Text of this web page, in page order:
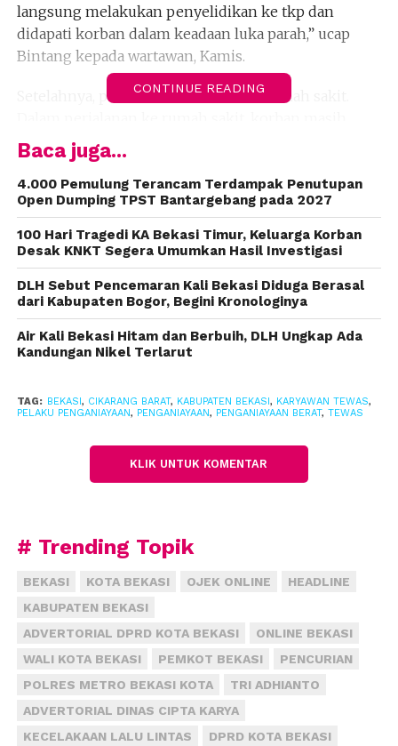
langsung melakukan penyelidikan ke tkp dan
didapati korban dalam keadaan luka parah,” ucap
Bintang kepada wartawan, Kamis.
Setelahnya, polisi lalu membawa ke rumah sakit.
hidup.
MW bahkan masih dapat bergerak dan
berkominikasi. Namun, ketika pukul 16.30 WIB,
korban dinyatakan meninggal dunia.
“Korban beserta keluarga kami arahkan untuk
melakukan visum dan juga autopsi di RS Polri
Kramat Jati,” kata dia.
Tidak lama berselang, lanjut Bintang, pihaknya
kejadian.
jauh soal penangkapan satu pelaku tersebut.
singkat.
CONTINUE READING
Baca juga...
4.000 Pemulung Terancam Terdampak Penutupan
Open Dumping TPST Bantargebang pada 2027
100 Hari Tragedi KA Bekasi Timur, Keluarga Korban
Desak KNKT Segera Umumkan Hasil Investigasi
DLH Sebut Pencemaran Kali Bekasi Diduga Berasal
dari Kabupaten Bogor, Begini Kronologinya
Air Kali Bekasi Hitam dan Berbuih, DLH Ungkap Ada
Kandungan Nikel Terlarut
TAG: BEKASI , CIKARANG BARAT, KABUPATEN BEKASI , KARYAWAN TEWAS,
PELAKU PENGANIAYAAN, PENGANIAYAAN, PENGANIAYAAN BERAT, TEWAS
KLIK UNTUK KOMENTAR
# Trending Topik
BEKASI KOTA BEKASI OJEK ONLINE
HEADLINE
KABUPATEN BEKASI
ADVERTORIAL DPRD KOTA BEKASI
ONLINE BEKASI
WALI KOTA BEKASI
PEMKOT BEKASI
PENCURIAN
POLRES METRO BEKASI KOTA
TRI ADHIANTO
ADVERTORIAL DINAS CIPTA KARYA
KECELAKAAN LALU LINTAS
DPRD KOTA BEKASI